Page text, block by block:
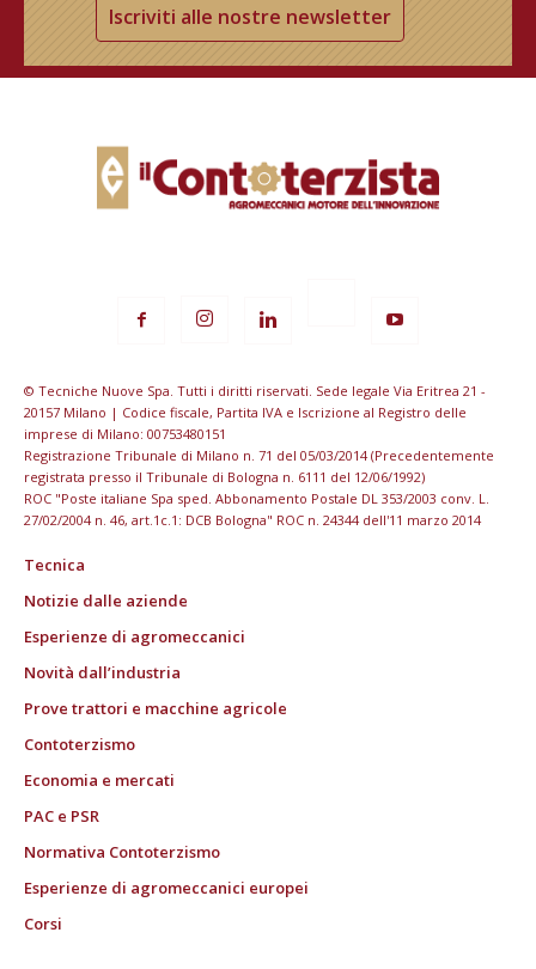
Iscriviti alle nostre newsletter
© Tecniche Nuove Spa. Tutti i diritti riservati. Sede legale Via Eritrea 21 -
20157 Milano | Codice fiscale, Partita IVA e Iscrizione al Registro delle
imprese di Milano: 00753480151
Registrazione Tribunale di Milano n. 71 del 05/03/2014 (Precedentemente
registrata presso il Tribunale di Bologna n. 6111 del 12/06/1992)
ROC "Poste italiane Spa sped. Abbonamento Postale DL 353/2003 conv. L.
27/02/2004 n. 46, art.1c.1: DCB Bologna" ROC n. 24344 dell'11 marzo 2014
Tecnica
Notizie dalle aziende
Esperienze di agromeccanici
Novità dall’industria
Prove trattori e macchine agricole
Contoterzismo
Economia e mercati
PAC e PSR
Normativa Contoterzismo
Esperienze di agromeccanici europei
Corsi